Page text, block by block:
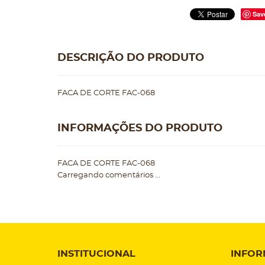
DESCRIÇÃO DO PRODUTO
FACA DE CORTE FAC-068
INFORMAÇÕES DO PRODUTO
FACA DE CORTE FAC-068
Carregando comentários ...
INSTITUCIONAL